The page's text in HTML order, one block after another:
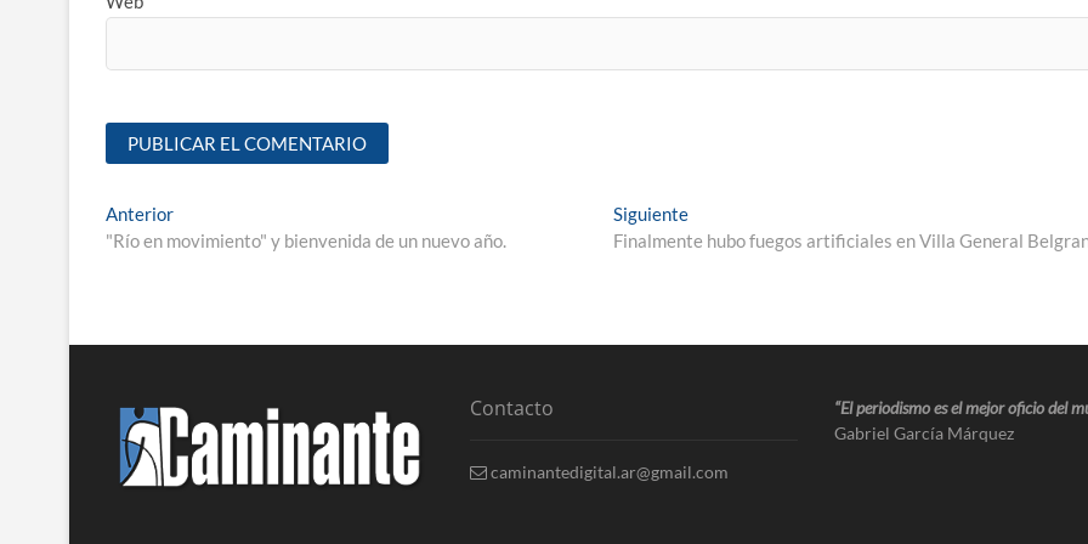
Anterior
"Río en movimiento" y bienvenida de un nuevo año.
Siguiente
Finalmente hubo fuegos artificiales en Villa General
Contacto
caminantedigital.ar@gmail.com
“El periodismo es el mejor oficio del
Gabriel García Márquez